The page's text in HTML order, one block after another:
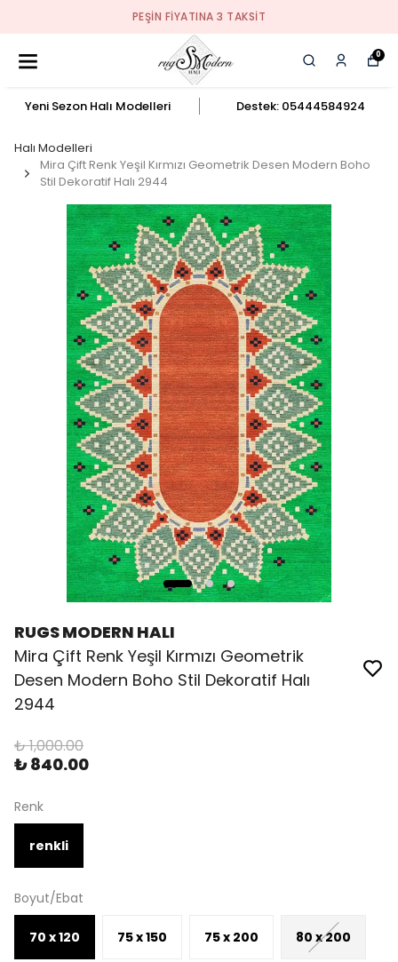
PEŞIN FIYATINA 3 TAKSIT
0
Yeni Sezon Halı Modelleri Destek: 05444584924
Halı Modelleri
Mira Çift Renk Yeşil Kırmızı Geometrik Desen Modern Boho
Stil Dekoratif Halı 2944
RUGS MODERN HALI
Mira Çift Renk Yeşil Kırmızı Geometrik
Desen Modern Boho Stil Dekoratif Halı
2944
₺ 1,000.00
₺ 840.00
Renk
renkli
Boyut/Ebat
70 x 120 75 x 150 75 x 200 80 x 200